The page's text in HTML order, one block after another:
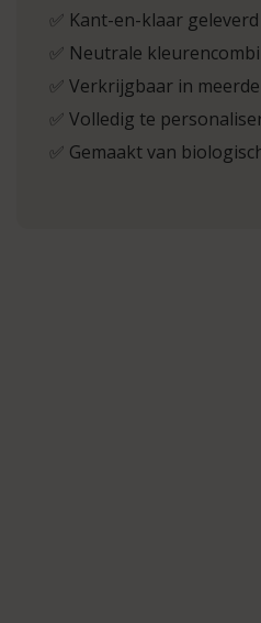
✅ Kant-en-klaar
✅ Neutrale
✅ Verkrijgbaar in
✅ Volledig te
✅ Gemaakt van